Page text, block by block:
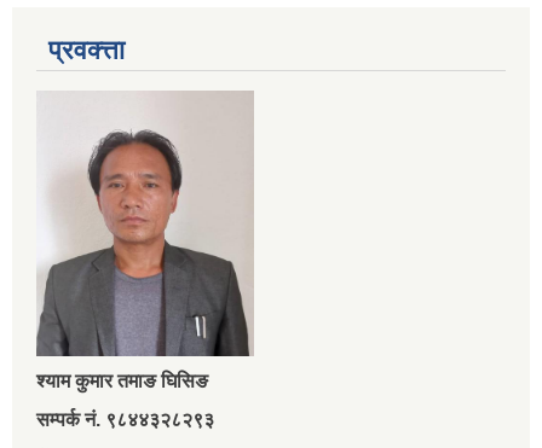
प्रवक्त्ता
श्‍याम कुमार तमाङ घिसिङ
सम्पर्क नं. ९८४४३२८२९३